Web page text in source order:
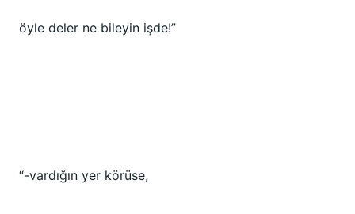
öyle deler ne bileyin işde!”
“-vardığın yer körüse,